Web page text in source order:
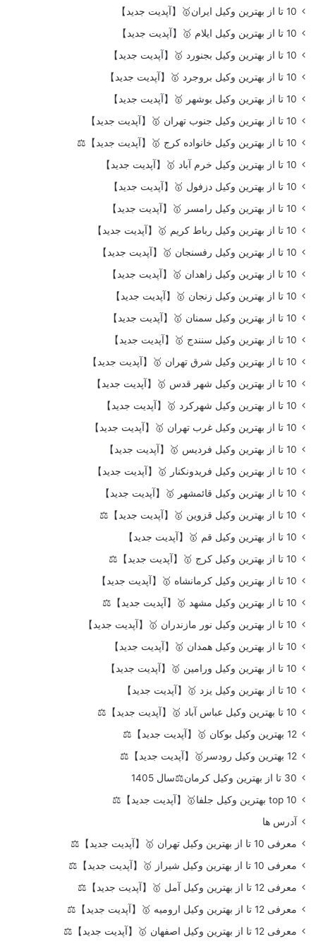
10 تا از بهترین وکیل ایران🥇【آپدیت جدید】
10 تا از بهترین وکیل ایلام 🥇【آپدیت جدید】
10 تا از بهترین وکیل بجنورد 🥇【آپدیت جدید】
10 تا از بهترین وکیل بروجرد 🥇【آپدیت جدید】
10 تا از بهترین وکیل بوشهر 🥇【آپدیت جدید】
10 تا از بهترین وکیل جنوب تهران 🥇【آپدیت جدید】
10 تا از بهترین وکیل خانواده کرج 🥇【آپدیت جدید】⚖️
10 تا از بهترین وکیل خرم آباد 🥇【آپدیت جدید】
10 تا از بهترین وکیل دزفول 🥇【آپدیت جدید】
10 تا از بهترین وکیل رامسر 🥇【آپدیت جدید】
10 تا از بهترین وکیل رباط کریم 🥇【آپدیت جدید】
10 تا از بهترین وکیل رفسنجان 🥇【آپدیت جدید】
10 تا از بهترین وکیل زاهدان 🥇【آپدیت جدید】
10 تا از بهترین وکیل زنجان 🥇【آپدیت جدید】
10 تا از بهترین وکیل سمنان 🥇【آپدیت جدید】
10 تا از بهترین وکیل سنندج 🥇【آپدیت جدید】
10 تا از بهترین وکیل شرق تهران 🥇【آپدیت جدید】
10 تا از بهترین وکیل شهر قدس 🥇【آپدیت جدید】
10 تا از بهترین وکیل شهرکرد 🥇【آپدیت جدید】
10 تا از بهترین وکیل غرب تهران 🥇【آپدیت جدید】
10 تا از بهترین وکیل فردیس 🥇【آپدیت جدید】
10 تا از بهترین وکیل فریدونکنار 🥇【آپدیت جدید】
10 تا از بهترین وکیل قائمشهر 🥇【آپدیت جدید】
10 تا از بهترین وکیل قزوین 🥇【آپدیت جدید】⚖️
10 تا از بهترین وکیل قم 🥇【آپدیت جدید】
10 تا از بهترین وکیل کرج 🥇【آپدیت جدید】⚖️
10 تا از بهترین وکیل کرمانشاه 🥇【آپدیت جدید】
10 تا از بهترین وکیل مشهد 🥇【آپدیت جدید】⚖️
10 تا از بهترین وکیل نور مازندران 🥇【آپدیت جدید】
10 تا از بهترین وکیل همدان 🥇【آپدیت جدید】
10 تا از بهترین وکیل ورامین 🥇【آپدیت جدید】
10 تا از بهترین وکیل یزد 🥇【آپدیت جدید】
10 تا بهترین وکیل عباس آباد 🥇【آپدیت جدید】⚖️
12 بهترین وکیل بوکان 🥇【آپدیت جدید】⚖️
12 بهترین وکیل رودسر🥇【آپدیت جدید】⚖️
30 تا از بهترین وکیل کرمان⚖️سال 1405
top 10 بهترین وکیل جلفا🥇【آپدیت جدید】⚖️
آدرس ها
معرفی 10 تا از بهترین وکیل تهران 🥇【آپدیت جدید】⚖️
معرفی 10 تا از بهترین وکیل شیراز 🥇【آپدیت جدید】⚖️
معرفی 12 تا از بهترین وکیل آمل 🥇【آپدیت جدید】⚖️
معرفی 12 تا از بهترین وکیل ارومیه 🥇【آپدیت جدید】⚖️
معرفی 12 تا از بهترین وکیل اصفهان 🥇【آپدیت جدید】⚖️